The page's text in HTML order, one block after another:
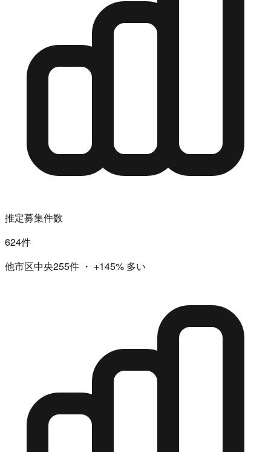
推定募集件数
624件
他市区中央255件 ・ +145% 多い